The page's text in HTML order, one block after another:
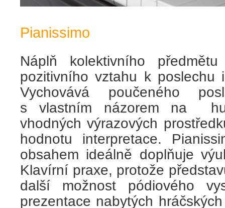
Pianissimo
Náplň kolektivního
pozitivního vztahu k poslechu
Vychovává poučeného
s vlastním názorem na
vhodných výrazových
hodnotu interpretace.
obsahem ideálně doplňuje
Klavírní praxe, protože
další možnost pódiového
prezentace nabytých